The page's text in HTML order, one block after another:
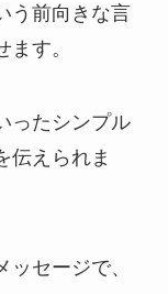
う前向きな言
す。
ったシンプル
伝えられま
セージで、